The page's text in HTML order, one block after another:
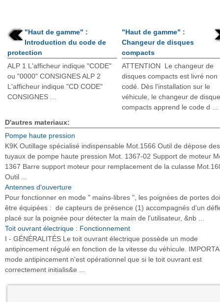
"Haut de gamme" :
Introduction du code de
protection
ALP 1 L'afficheur indique "CODE"
ou "0000" CONSIGNES ALP 2
L'afficheur indique "CD CODE"
CONSIGNES ...
"Haut de gamme" :
Changeur de disques
compacts
ATTENTION Le changeur de
disques compacts est livré non
codé. Dès l'installation sur le
véhicule, le changeur de
compacts apprend le code d ...
D'autres materiaux:
Pompe haute pression
K9K Outillage spécialisé indispensable Mot.1566 Outil de dépose des
tuyaux de pompe haute pression Mot. 1367-02 Support de moteur
1367 Barre support moteur pour remplacement de la culasse
Outil ...
Antennes d'ouverture
Pour fonctionner en mode " mains-libres ", les poignées de portes
être équipées : de capteurs de présence (1) accompagnés d'un
placé sur la poignée pour détecter la main de l'utilisateur, &nb ...
Toit ouvrant électrique : Fonctionnement
I - GÉNÉRALITÉS Le toit ouvrant électrique possède un mode
antipincement régulé en fonction de la vitesse du véhicule.
mode antipincement n'est opérationnel que si le toit ouvrant est
correctement initialis&e ...